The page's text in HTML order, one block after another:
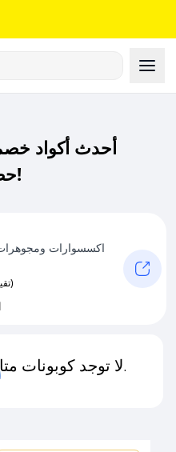
أحدث أكواد
حصري لـ سافاير زون الآن!
اكسسوارات ومجوهرات
(0 تقييمات)
لا توجد كوبونات متاحة لـهذا المتجر حاليًا.